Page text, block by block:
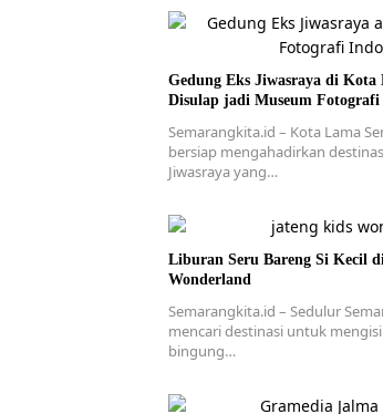
Gedung Eks Jiwasraya di Kota
Disulap jadi Museum Fotografi
Semarangkita.id – Kota Lama
bersiap mengahadirkan
Jiwasraya yang…
Liburan Seru Bareng Si Kecil
Wonderland
Semarangkita.id – Sedulur
mencari destinasi untuk
bingung…